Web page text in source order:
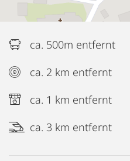
ca. 500m entfernt
ca. 2 km entfernt
ca. 1 km entfernt
ca. 3 km entfernt